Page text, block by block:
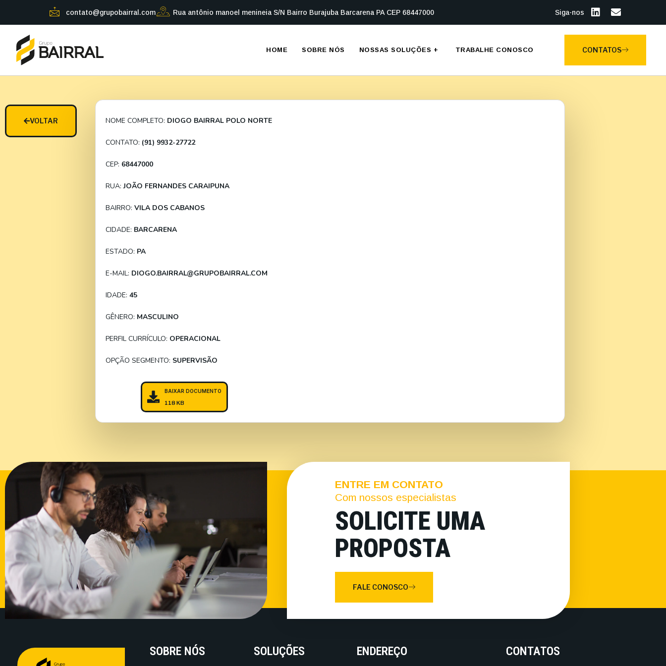
contato@grupobairral.com Rua antônio manoel menineia S/N Bairro Burajuba Barcarena PA CEP 68447000 Siga-nos
HOME SOBRE NÓS NOSSAS SOLUÇÕES + TRABALHE CONOSCO CONTATOS
VOLTAR NOME COMPLETO: DIOGO BAIRRAL POLO NORTE
CONTATO: (91) 9932-27722
CEP: 68447000
RUA:JOÃO FERNANDES CARAIPUNA
BAIRRO: VILA DOS CABANOS
CIDADE: BARCARENA
ESTADO: PA
E-MAIL: DIOGO.BAIRRAL@GRUPOBAIRRAL.COM
IDADE: 45
GÊNERO: MASCULINO
PERFIL CURRÍCULO: OPERACIONAL
OPÇÃO SEGMENTO: SUPERVISÃO
BAIXAR DOCUMENTO
118 KB
ENTRE EM CONTATO
Com nossos especialistas
SOLICITE UMA
PROPOSTA
FALE CONOSCO
SOBRE NÓS SOLUÇÕES ENDEREÇO CONTATOS